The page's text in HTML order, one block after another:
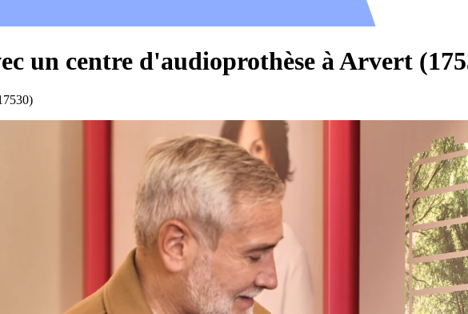
un centre d'audioprothèse à Arvert